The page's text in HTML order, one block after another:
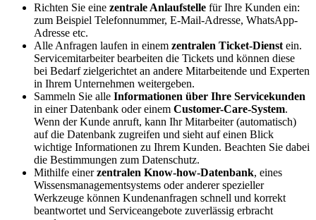
Richten Sie eine zentrale Anlaufstelle für Ihre Kunden ein:
zum Beispiel Telefonnummer, E-Mail-Adresse, WhatsApp-
Adresse etc.
Alle Anfragen laufen in einem zentralen Ticket-Dienst ein.
Servicemitarbeiter bearbeiten die Tickets und können diese
bei Bedarf zielgerichtet an andere Mitarbeitende und Experten
in Ihrem Unternehmen weitergeben.
Sammeln Sie alle Informationen über Ihre Servicekunden
in einer Datenbank oder einem Customer-Care-System.
Wenn der Kunde anruft, kann Ihr Mitarbeiter (automatisch)
auf die Datenbank zugreifen und sieht auf einen Blick
wichtige Informationen zu Ihrem Kunden. Beachten Sie dabei
die Bestimmungen zum Datenschutz.
Mithilfe einerzentralen Know-how-Datenbank, eines
Wissensmanagementsystems oder anderer spezieller
Werkzeuge können Kundenanfragen schnell und korrekt
beantwortet und Serviceangebote zuverlässig erbracht